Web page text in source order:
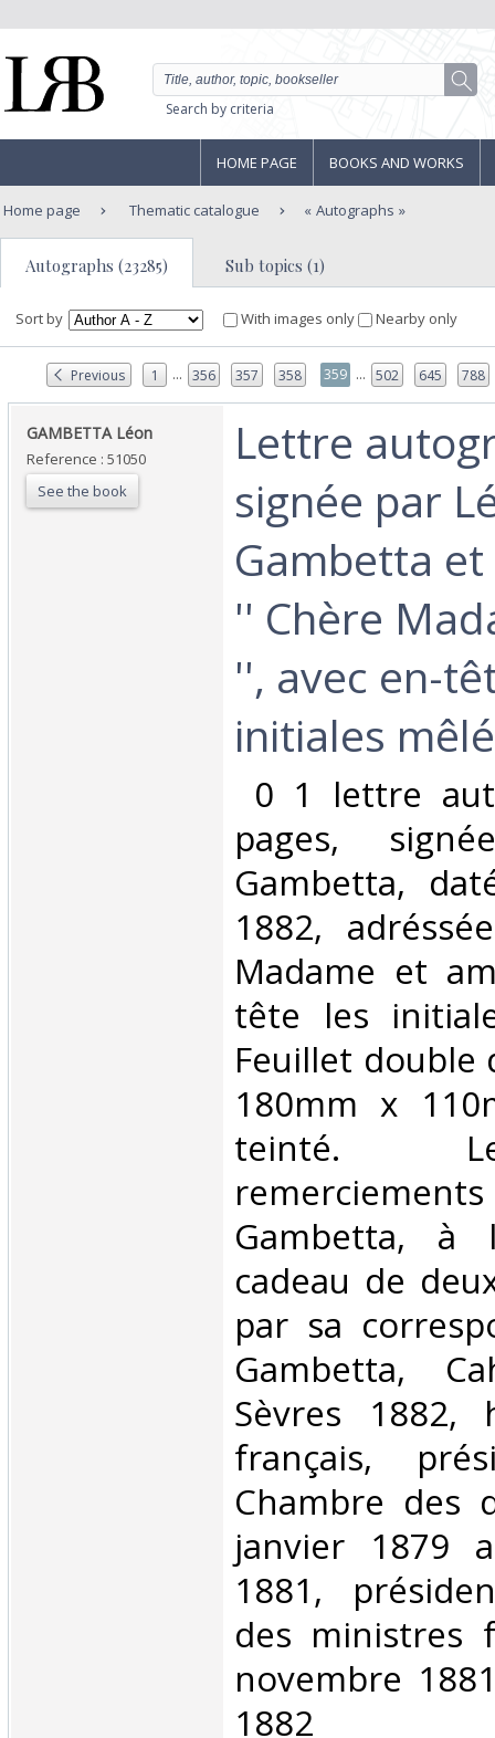
Search by criteria
HOME PAGE BOOKS AND WORKS
Home page Thematic catalogue Autographs
Autographs (23285) Sub topics (1)
Sort by With images only Nearby only
Previous 1 ... 356 357 358 359 ... 502 645 788
‎GAMBETTA Léon ‎
Reference : 51050
See the book
‎Lettre
signée par
Gambetta
'' Chère
'', avec en-
initiales
0 1 lettre
pages,
Gambetta,
1882,
Madame et
tête les
Feuillet
180mm x
teinté.
Gambetta,
cadeau de
par sa
Gambetta,
Sèvres 1882,
français,
Chambre des
janvier 1879
1881,
des ministres
novembre
1882 ‎